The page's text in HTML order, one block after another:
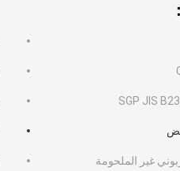
غير الملحومة